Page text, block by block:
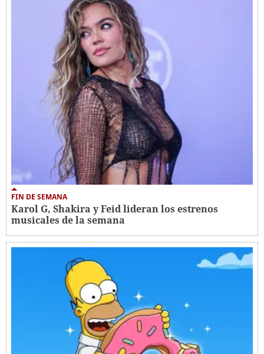
FIN DE SEMANA
Karol G, Shakira y Feid lideran los estrenos
musicales de la semana